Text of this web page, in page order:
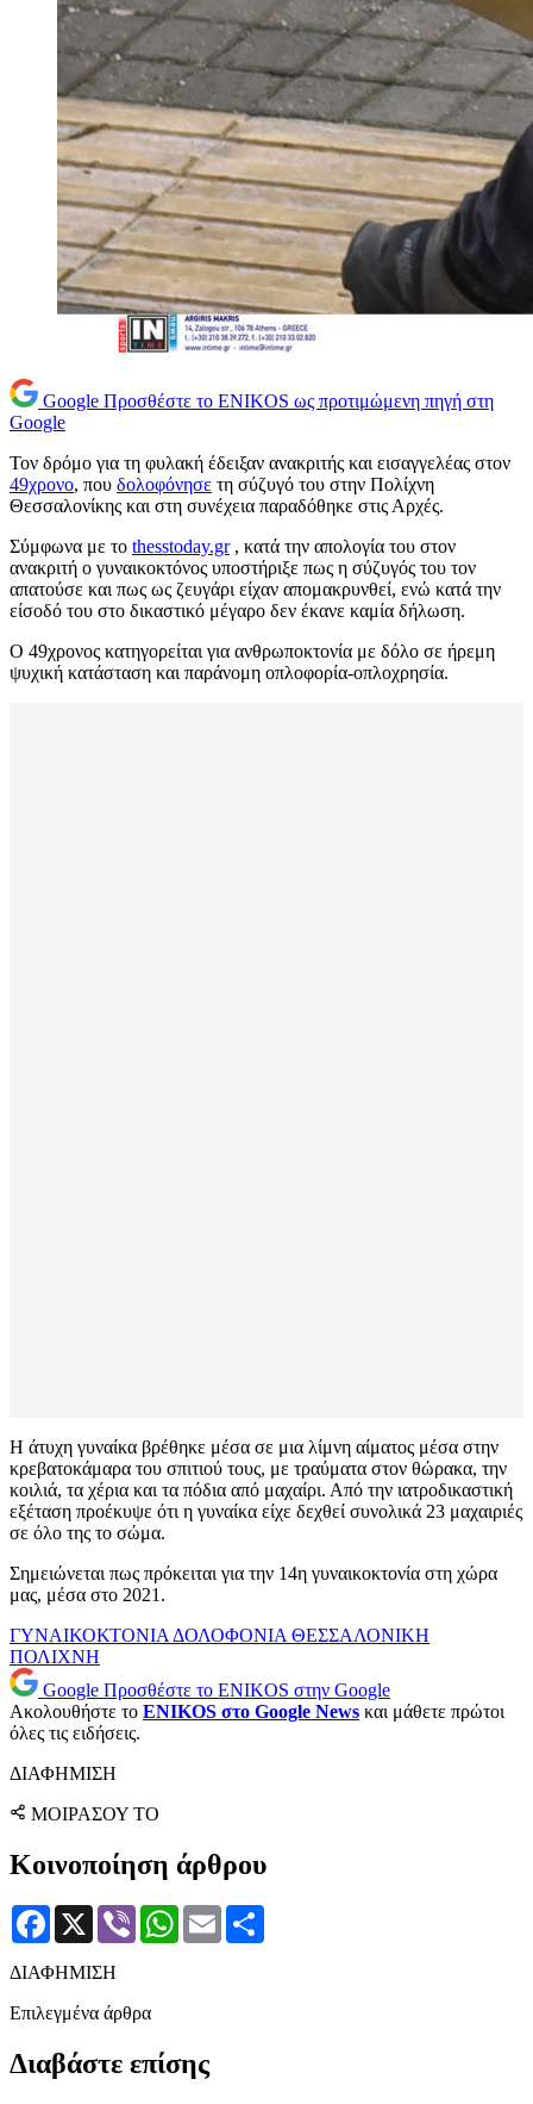
Google Προσθέστε το ENIKOS ως προτιμώμενη πηγή στη
Google
Τον δρόμο για τη φυλακή έδειξαν ανακριτής και εισαγγελέας στον
49χρονο, που δολοφόνησε τη σύζυγό του στην Πολίχνη
Θεσσαλονίκης και στη συνέχεια παραδόθηκε στις Αρχές.
Σύμφωνα με το thesstoday.gr, κατά την απολογία του στον
ανακριτή ο γυναικοκτόνος υποστήριξε πως η σύζυγός του τον
απατούσε και πως ως ζευγάρι είχαν απομακρυνθεί, ενώ κατά την
είσοδό του στο δικαστικό μέγαρο δεν έκανε καμία δήλωση.
Ο 49χρονος κατηγορείται για ανθρωποκτονία με δόλο σε ήρεμη
ψυχική κατάσταση και παράνομη οπλοφορία-οπλοχρησία.
Η άτυχη γυναίκα βρέθηκε μέσα σε μια λίμνη αίματος μέσα στην
κρεβατοκάμαρα του σπιτιού τους, με τραύματα στον θώρακα, την
κοιλιά, τα χέρια και τα πόδια από μαχαίρι. Από την ιατροδικαστική
εξέταση προέκυψε ότι η γυναίκα είχε δεχθεί συνολικά 23 μαχαιριές
σε όλο της το σώμα.
Σημειώνεται πως πρόκειται για την 14η γυναικοκτονία στη χώρα
μας, μέσα στο 2021.
ΓΥΝΑΙΚΟΚΤΟΝΙΑ ΔΟΛΟΦΟΝΙΑ ΘΕΣΣΑΛΟΝΙΚΗ
ΠΟΛΙΧΝΗ
Google Προσθέστε το ENIKOS στην Google
Ακολουθήστε το ENIKOS στο Google News και μάθετε πρώτοι
όλες τις ειδήσεις.
ΔΙΑΦΗΜΙΣΗ
ΜΟΙΡΑΣΟΥ ΤΟ
Κοινοποίηση άρθρου
Facebook
X Viber WhatsApp
Email
ΔΙΑΦΗΜΙΣΗ
Επιλεγμένα άρθρα
Διαβάστε επίσης